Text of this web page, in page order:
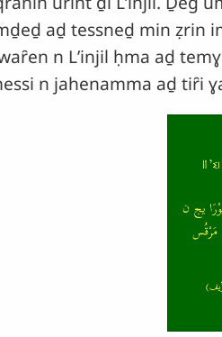
aḏ tessneḏ min ẓrin
n Lʼinjil ḥma aḏ
n jahenamma aḏ tiȓi